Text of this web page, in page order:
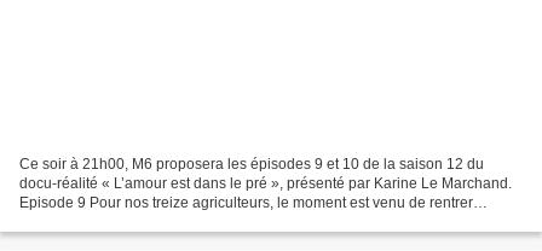
Ce soir à 21h00, M6 proposera les épisodes 9 et 10 de la saison 12 du
docu-réalité « L’amour est dans le pré », présenté par Karine Le Marchand.
Episode 9 Pour nos treize agriculteurs, le moment est venu de rentrer